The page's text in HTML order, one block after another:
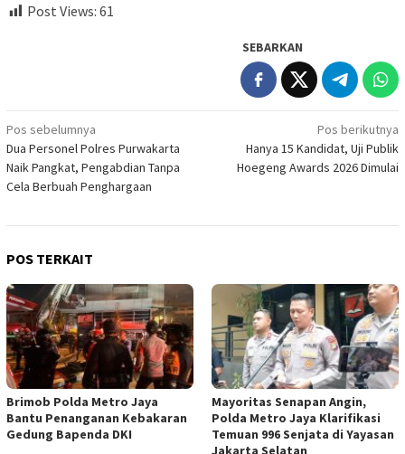
Post Views: 61
SEBARKAN
Navigasi
pos
Pos sebelumnya
Dua Personel Polres Purwakarta
Naik Pangkat, Pengabdian Tanpa
Cela Berbuah Penghargaan
Pos berikutnya
Hanya 15 Kandidat, Uji Publik
Hoegeng Awards 2026 Dimulai
POS TERKAIT
Brimob Polda Metro Jaya
Bantu Penanganan Kebakaran
Gedung Bapenda DKI
Mayoritas Senapan Angin,
Polda Metro Jaya Klarifikasi
Temuan 996 Senjata di Yayasan
Jakarta Selatan